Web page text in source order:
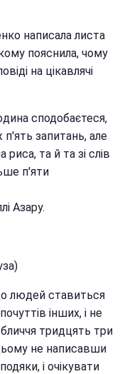
написала листа
пояснила, чому
на цікавлячі
сподобаєтеся,
п'ять запитань, але
та й та зі слів
п'яти
Азару.
людей ставиться
інших, і не
тридцять три
не написавши
і очікувати